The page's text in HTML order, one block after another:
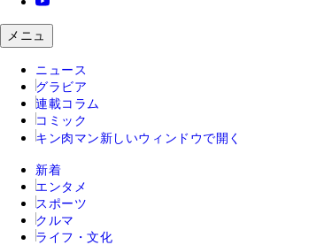
メニュ
ニュース
グラビア
連載コラム
コミック
キン肉マン 新しいウィンドウで開く
新着
エンタメ
スポーツ
クルマ
ライフ・文化